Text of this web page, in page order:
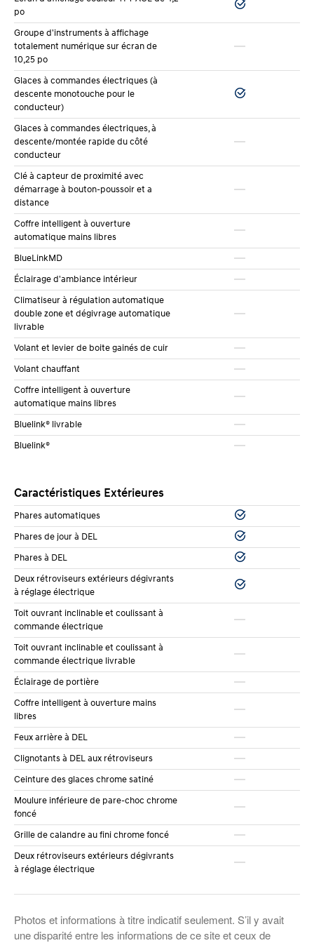
grand est assis à l’avant.
Lecoffre offre 389 litres d’espace
, ce qui est dans la
moyenne de la catégorie. Vous pouvez y mettre
facilement quatre valises de taille moyenne ou faire
une grosse épicerie. Les dossiers arrière se rabattent
60/40 pour transporter des objets plus longs comme
des skis ou des meubles en kit.
La sellerie en tissu de l’Essential et de la Preferred est
de bonne qualité et facile à entretenir. Le cuir de la
Luxury ajoute une touche de raffinement, mais
demande un peu plus d’entretien.
L’insonorisation est bonne. Sur l’autoroute à 100
km/h, vous pouvez avoir une conversation normale
sans élever la voix. La version Luxury bénéficie d’une
insonorisation renforcée qui réduit encore plus les
bruits de roulement et de vent.
Design extérieur : moderne et affirmé
L’Elantra 2026 ne passe pas inaperçue. Hyundai a
adopté un design dynamique qui rompt avec l’image
large et intégrée aux phares, ce qui donne une allure
sportive sans être agressive.
Les phares à DEL de série sont modernes et éclairent
bien la route. À l’arrière, les feux s’étendent sur toute
la largeur, ce qui donne une impression de largeur et
de stabilité.
Les jantes varient selon les versions. L’Essential reçoit
des jantes en acier de 15 pouces avec enjoliveurs. La
Preferred monte à 16 pouces en alliage, et la Luxury
offre des jantes de 17 pouces qui remplissent mieux
les passages de roues. Si l’esthétique des roues
compte pour vous, ça vaut la peine de considérer les
versions supérieures.
Quelle version de l’Elantra 2026 choisir ?
Choisir la bonne version peut sembler compliqué,
mais c’est plus simple qu’on pense. Voici comment
décider selon vos besoins et votre budget.
accessible
po
Groupe d'instruments à affichage
totalement numérique sur écran de
10,25 po
Glaces à commandes électriques (à
descente monotouche pour le
conducteur)
Glaces à commandes électriques, à
descente/montée rapide du côté
conducteur
Clé à capteur de proximité avec
démarrage à bouton-poussoir et a
distance
Coffre intelligent à ouverture
automatique mains libres
BlueLinkMD
Éclairage d'ambiance intérieur
Climatiseur à régulation automatique
double zone et dégivrage automatique
livrable
Volant et levier de boite gainés de cuir
Volant chauffant
Coffre intelligent à ouverture
automatique mains libres
Bluelink® livrable
Bluelink®
Caractéristiques Extérieures
Phares automatiques
Phares de jour à DEL
Phares à DEL
Deux rétroviseurs extérieurs dégivrants
à réglage électrique
Toit ouvrant inclinable et coulissant à
commande électrique
Toit ouvrant inclinable et coulissant à
commande électrique livrable
Éclairage de portière
Coffre intelligent à ouverture mains
libres
Feux arrière à DEL
Clignotants à DEL aux rétroviseurs
Ceinture des glaces chrome satiné
Moulure inférieure de pare-choc chrome
foncé
Grille de calandre au fini chrome foncé
Deux rétroviseurs extérieurs dégivrants
à réglage électrique
Photos et informations à titre indicatif seulement. S’il y avait
une disparité entre les informations de ce site et ceux de